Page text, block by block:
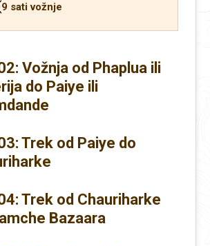
9 sati vožnje
Vožnja od Phaplua ili
do Paiye ili
Trek od Paiye do
Trek od Chauriharke
Bazaara